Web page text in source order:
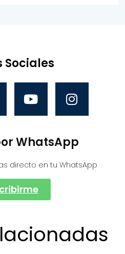
Sociales
WhatsApp
directo en tu WhatsApp